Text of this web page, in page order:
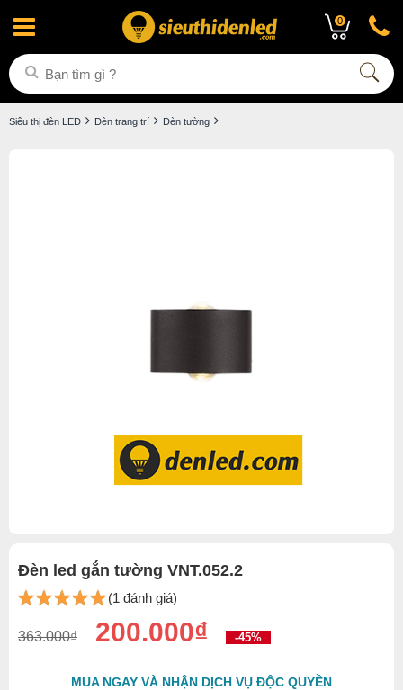
0
Siêu thị đèn LED Đèn trang trí Đèn tường
Đèn led gắn tường VNT.052.2
(1 đánh giá)
363.000₫ 200.000₫ -45%
MUA NGAY VÀ NHẬN DỊCH VỤ ĐỘC QUYỀN